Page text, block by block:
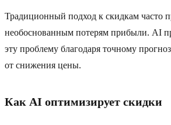
Традиционный подход к скидкам часто
необоснованным потерям прибыли. AI
эту проблему благодаря точному
от снижения цены.
Как AI оптимизирует скидки